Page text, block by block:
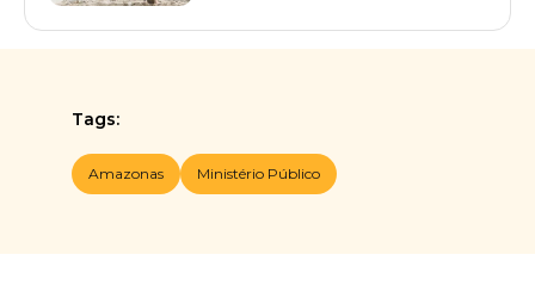
Tags:
Amazonas Ministério Público